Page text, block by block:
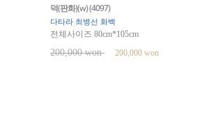
덕(판화)(w) (4097)
다타라 최병선 화백
전체사이즈 80cm*105cm
200,000 won 200,000 won